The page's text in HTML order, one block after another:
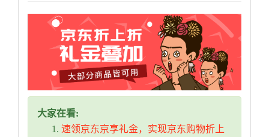
大家在看:
速领京东京享礼金，实现京东购物折上